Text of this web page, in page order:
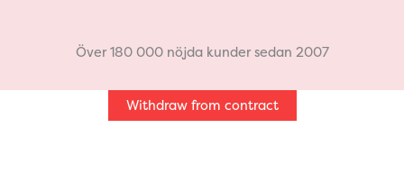
b
o
a
g
Över 180 000 nöjda kunder sedan 2007
Withdraw from contract